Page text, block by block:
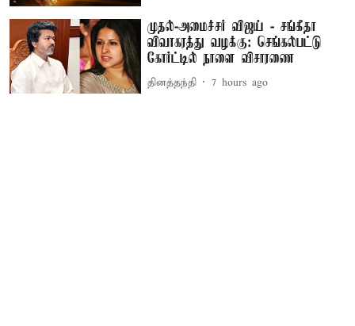
முதல்-அமைச்சர் விஜய் - சங்கீதா
விவாகரத்து வழக்கு: செங்கல்பட்டு
கோர்ட்டில் நாளை விசாரணை
தினத்தந்தி 7 hours ago